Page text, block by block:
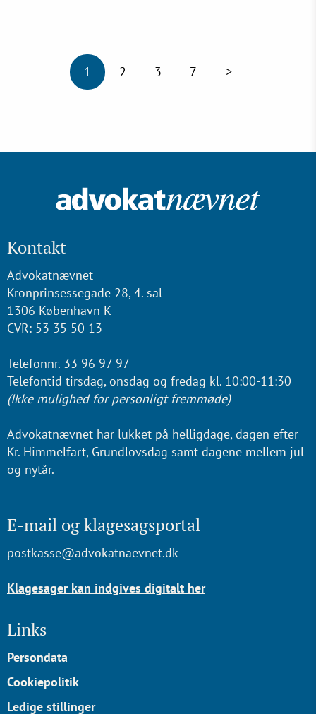
1 2 3 7 >
Kontakt
Advokatnævnet
Kronprinsessegade 28, 4. sal
1306 København K
CVR: 53 35 50 13
Telefonnr. 33 96 97 97
Telefontid tirsdag, onsdag og fredag kl. 10:00-11:30
(Ikke mulighed for personligt fremmøde)
Advokatnævnet har lukket på helligdage, dagen efter
Kr. Himmelfart, Grundlovsdag samt dagene mellem jul
og nytår.
E-mail og klagesagsportal
postkasse@advokatnaevnet.dk
Klagesager kan indgives digitalt her
Links
Persondata
Cookiepolitik
Ledige stillinger